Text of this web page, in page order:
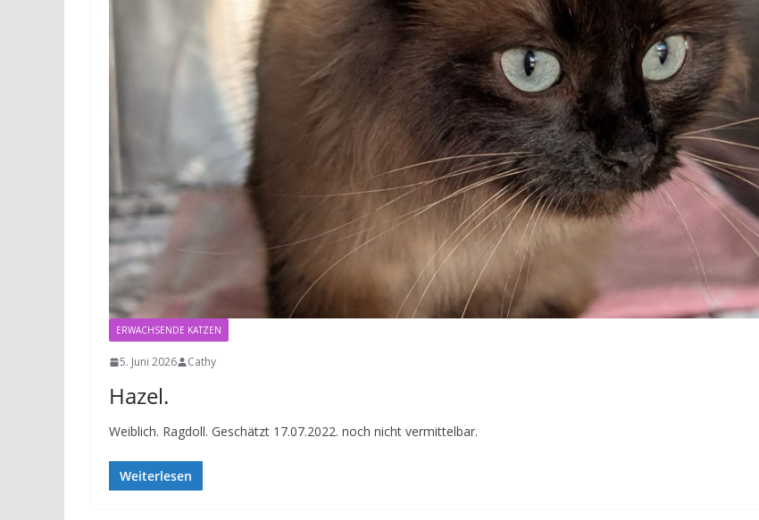
ERWACHSENDE KATZEN
5. Juni 2026 Cathy
Hazel.
Weiblich. Ragdoll. Geschätzt 17.07.2022. noch nicht vermittelbar.
Weiterlesen